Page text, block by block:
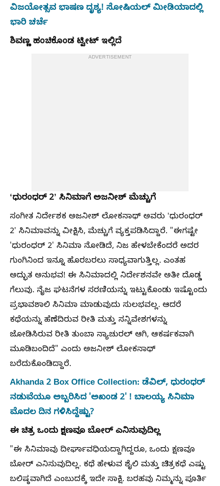
ವಿಜಯೋತ್ಸವ ಭಾಷಣ ದೃಶ್ಯ! ಸೋಷಿಯಲ್‌ ಮೀಡಿಯಾದಲ್ಲಿ
ಭಾರಿ ಚರ್ಚೆ
ಶಿವಣ್ಣ ಹಂಚಿಕೊಂಡ ಟ್ವೀಟ್‌ ಇಲ್ಲಿದೆ
ADVERTISEMENT
ʻಧುರಂಧರ್‌ 2ʼ ಸಿನಿಮಾಗೆ ಅಜನೀಶ್‌ ಮೆಚ್ಚುಗೆ
ಸಂಗೀತ ನಿರ್ದೇಶಕ ಅಜನೀಶ್‌ ಲೋಕನಾಥ್‌ ಅವರು ʻಧುರಂಧರ್‌
2ʼ ಸಿನಿಮಾವನ್ನು ವೀಕ್ಷಿಸಿ, ಮೆಚ್ಚುಗೆ ವ್ಯಕ್ತಪಡಿಸಿದ್ದಾರೆ. "ಈಗಷ್ಟೇ
'ಧುರಂಧರ್ 2' ಸಿನಿಮಾ ನೋಡಿದೆ, ನಿಜ ಹೇಳಬೇಕೆಂದರೆ ಅದರ
ಗುಂಗಿನಿಂದ ಇನ್ನೂ ಹೊರಬರಲು ಸಾಧ್ಯವಾಗುತ್ತಿಲ್ಲ. ಎಂತಹ
ಅದ್ಭುತ ಅನುಭವ! ಈ ಸಿನಿಮಾದಲ್ಲಿ ನಿರ್ದೇಶನವೇ ಅತೀ ದೊಡ್ಡ
ಗೆಲುವು. ನೈಜ ಘಟನೆಗಳ ಸರಣಿಯನ್ನು ಇಟ್ಟುಕೊಂಡು ಇಷ್ಟೊಂದು
ಪ್ರಭಾವಶಾಲಿ ಸಿನಿಮಾ ಮಾಡುವುದು ಸುಲಭವಲ್ಲ. ಆದರೆ
ಕಥೆಯನ್ನು ಹೆಣೆದಿರುವ ರೀತಿ ಮತ್ತು ಸನ್ನಿವೇಶಗಳನ್ನು
ಜೋಡಿಸಿರುವ ರೀತಿ ತುಂಬಾ ನ್ಯಾಚುರಲ್‌ ಆಗಿ, ಆಕರ್ಷಕವಾಗಿ
ಮೂಡಿಬಂದಿದೆ" ಎಂದು ಅಜನೀಶ್‌ ಲೋಕನಾಥ್‌
ಬರೆದುಕೊಂಡಿದ್ದಾರೆ.
Akhanda 2 Box Office Collection: ಡೆವಿಲ್‌, ಧುರಂಧರ್‌
ನಡುವೆಯೂ ಅಬ್ಬರಿಸಿದ 'ಅಖಂಡ 2' ! ಬಾಲಯ್ಯ ಸಿನಿಮಾ
ಮೊದಲ ದಿನ ಗಳಿಸಿದ್ದೆಷ್ಟು?
ಈ ಚಿತ್ರ ಒಂದು ಕ್ಷಣವೂ ಬೋರ್ ಎನಿಸುವುದಿಲ್ಲ
"ಈ ಸಿನಿಮಾವು ದೀರ್ಘಾವಧಿಯದ್ದಾಗಿದ್ದರೂ, ಒಂದು ಕ್ಷಣವೂ
ಬೋರ್ ಎನಿಸುವುದಿಲ್ಲ. ಕಥೆ ಹೇಳುವ ಶೈಲಿ ಮತ್ತು ಚಿತ್ರಕಥೆ ಎಷ್ಟು
ಬಲಿಷ್ಠವಾಗಿದೆ ಎಂಬುದಕ್ಕೆ ಇದೇ ಸಾಕ್ಷಿ. ಬರಹವು ನಿಮ್ಮನ್ನು ಪೂರ್ತಿ